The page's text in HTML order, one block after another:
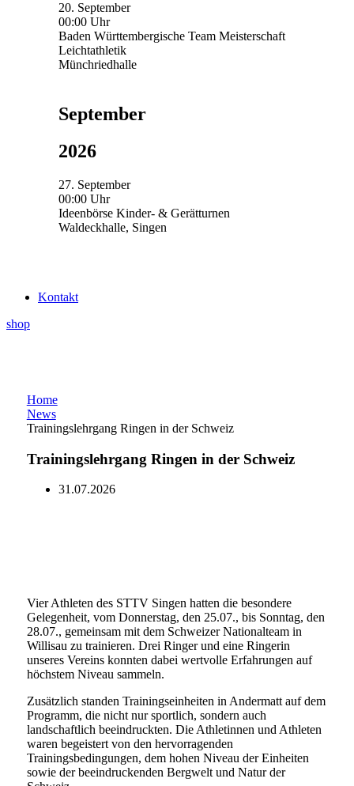
20. September
00:00 Uhr
Baden Württembergische Team Meisterschaft
Leichtathletik
Münchriedhalle
September
2026
27. September
00:00 Uhr
Ideenbörse Kinder- & Gerätturnen
Waldeckhalle, Singen
Kontakt
shop
Home
News
Trainingslehrgang Ringen in der Schweiz
Trainingslehrgang Ringen in der Schweiz
31.07.2026
Vier Athleten des STTV Singen hatten die besondere
Gelegenheit, vom Donnerstag, den 25.07., bis Sonntag, den
28.07., gemeinsam mit dem Schweizer Nationalteam in
Willisau zu trainieren. Drei Ringer und eine Ringerin
unseres Vereins konnten dabei wertvolle Erfahrungen auf
höchstem Niveau sammeln.
Zusätzlich standen Trainingseinheiten in Andermatt auf dem
Programm, die nicht nur sportlich, sondern auch
landschaftlich beeindruckten. Die Athletinnen und Athleten
waren begeistert von den hervorragenden
Trainingsbedingungen, dem hohen Niveau der Einheiten
sowie der beeindruckenden Bergwelt und Natur der